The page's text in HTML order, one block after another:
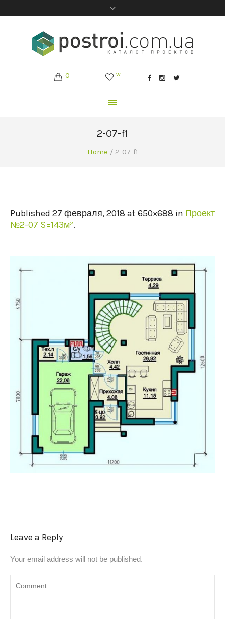
0 w
2-07-f1
Home / 2-07-f1
Published 27 февраля, 2018 at 650×688 in Проект
№2-07 S=143м².
Leave a Reply
Your email address will not be published.